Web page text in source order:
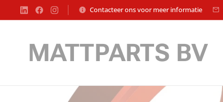
Contacteer ons voor meer informatie
MATTPARTS BV